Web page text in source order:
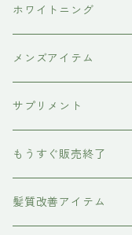
炭酸洗顔フォーム
ペット用ブラシ
サプリメント
男性にプレゼント
女性にプレゼント
ホワイトニング
歯磨き粉
メンズアイテム
ボディケア
除毛クリーム
育毛ケア
養毛剤
フェイスケア
サプリメント
犬用
もうすぐ販売終了
髪質改善アイテム